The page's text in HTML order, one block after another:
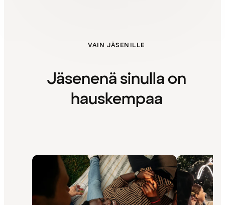
VAIN JÄSENILLE
Jäsenenä sinulla on
hauskempaa